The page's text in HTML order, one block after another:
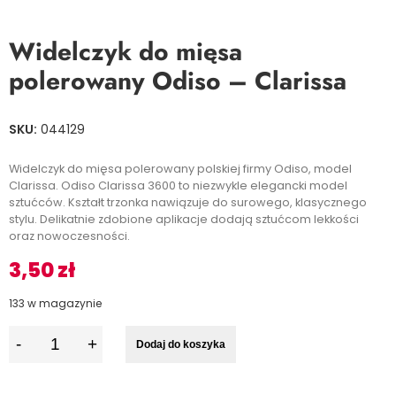
Widelczyk do mięsa
polerowany Odiso – Clarissa
SKU: 044129
Widelczyk do mięsa polerowany polskiej firmy Odiso, model
Clarissa. Odiso Clarissa 3600 to niezwykle elegancki model
sztućców. Kształt trzonka nawiązuje do surowego, klasycznego
stylu. Delikatnie zdobione aplikacje dodają sztućcom lekkości
oraz nowoczesności.
3,50zł
133 w magazynie
Dodaj do koszyka